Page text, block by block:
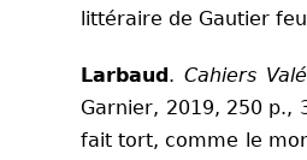
littéraire de Gautier
Larbaud.Cahiers
Garnier, 2019, 250 p.,
fait tort, comme le